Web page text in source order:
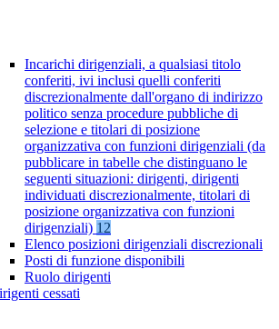
Incarichi dirigenziali, a qualsiasi titolo
conferiti, ivi inclusi quelli conferiti
discrezionalmente dall'organo di indirizzo
politico senza procedure pubbliche di
selezione e titolari di posizione
organizzativa con funzioni dirigenziali (da
pubblicare in tabelle che distinguano le
seguenti situazioni: dirigenti, dirigenti
individuati discrezionalmente, titolari di
posizione organizzativa con funzioni
dirigenziali) 12
Elenco posizioni dirigenziali discrezionali
Posti di funzione disponibili
Ruolo dirigenti
cessati